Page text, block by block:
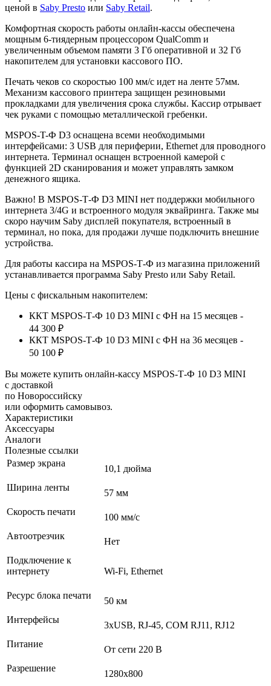
ценой в Saby Presto или Saby Retail.
Комфортная скорость работы онлайн-кассы обеспечена
мощным 6-тиядерным процессором QualComm и
увеличенным объемом памяти 3 Гб оперативной и 32 Гб
накопителем для установки кассового ПО.
Печать чеков со скоростью 100 мм/с идет на ленте 57мм.
Механизм кассового принтера защищен резиновыми
прокладками для увеличения срока службы. Кассир отрывает
чек руками с помощью металлической гребенки.
MSPOS-T-Ф D3 оснащена всеми необходимыми
интерфейсами: 3 USB для периферии, Ethernet для проводного
интернета. Терминал оснащен встроенной камерой с
функцией 2D сканирования и может управлять замком
денежного ящика.
Важно! В MSPOS-Т-Ф D3 MINI нет поддержки мобильного
интернета 3/4G и встроенного модуля эквайринга. Также мы
скоро научим Saby дисплей покупателя, встроенный в
терминал, но пока, для продажи лучше подключить внешние
устройства.
Для работы кассира на MSPOS-Т-Ф из магазина приложений
устанавливается программа Saby Presto или Saby Retail.
Цены с фискальным накопителем:
ККТ MSPOS-Т-Ф 10 D3 MINI с ФН на 15 месяцев -
44 300 ₽
ККТ MSPOS-Т-Ф 10 D3 MINI с ФН на 36 месяцев -
50 100 ₽
Вы можете купить онлайн‑кассу MSPOS-Т-Ф 10 D3 MINI
с доставкой
по Новороссийску
или оформить самовывоз.
Характеристики
Аксессуары
Аналоги
Полезные ссылки
Размер экрана
10,1 дюйма
Ширина ленты
57 мм
Скорость печати
100 мм/c
Автоотрезчик
Нет
Подключение к
интернету
Wi-Fi, Еthernet
Ресурс блока печати
50 км
Интерфейсы
3хUSB, RJ-45, COM RJ11, RJ12
Питание
От сети 220 В
Разрешение
1280х800